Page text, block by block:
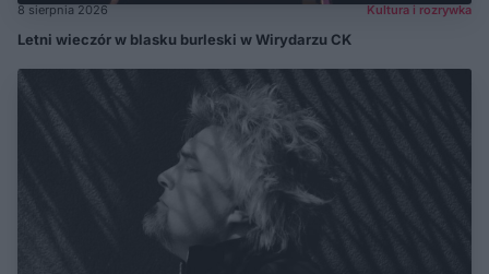
8 sierpnia 2026 Kultura i rozrywka
Letni wieczór w blasku burleski w Wirydarzu CK